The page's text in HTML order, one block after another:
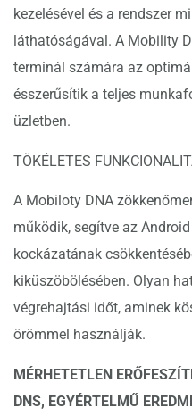
kezelésével és a rendszer
láthatóságával. A Mobility
terminál számára az
ésszerűsítik a teljes
üzletben.
TÖKÉLETES
A Mobiloty DNA
működik, segítve az
kockázatának
kiküszöbölésében. Olyan
végrehajtási időt, aminek
örömmel használják.
MÉRHETETLEN
DNS, EGYÉRTELMŰ